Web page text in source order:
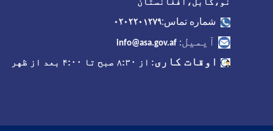
نو،کابل،افغانستان
شماره تماس:۰۲۰۲۲۰۱۲۷۹
آیمیل:
info@asa.gov.af
اوقات کاری: از ۸:۳۰ صبح تا ۴:۰۰ بعد از ظهر